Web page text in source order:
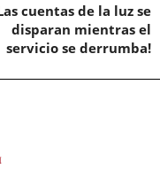
cuentas de la luz se
disparan mientras el
servicio se derrumba!